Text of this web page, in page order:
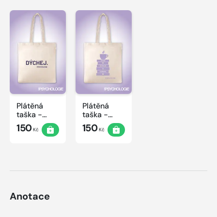
Plátěná
taška -
Dýchej
150Kč
Plátěná
taška -
Čtení
150Kč
Anotace